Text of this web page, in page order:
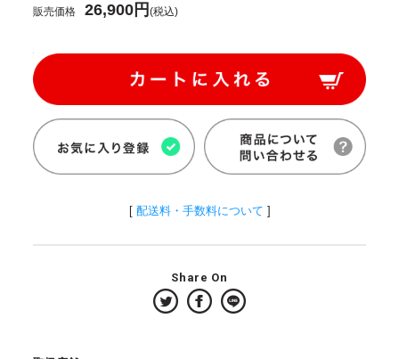
販売価格 26,900円(税込)
[ 配送料・手数料について ]
Share On